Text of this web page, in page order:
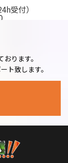
受付）
ります。
ト致します。